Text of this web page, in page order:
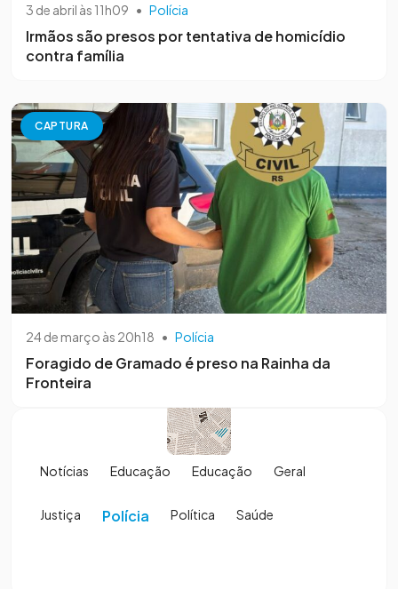
3 de abril às 11h09 • Polícia
Irmãos são presos por tentativa de homicídio
contra família
CAPTURA
24 de março às 20h18 • Polícia
Foragido de Gramado é preso na Rainha da
Fronteira
Notícias Educação Educação Geral
Justiça Polícia Política Saúde